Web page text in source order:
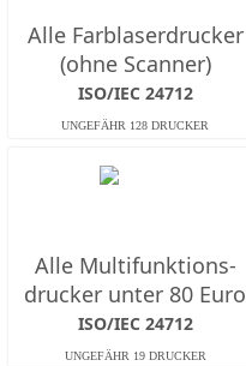
Alle Farb­laserdrucker
(ohne Scanner)
ISO/IEC 24712
Alle Multifunktions­
drucker unter 80 Euro
ISO/IEC 24712